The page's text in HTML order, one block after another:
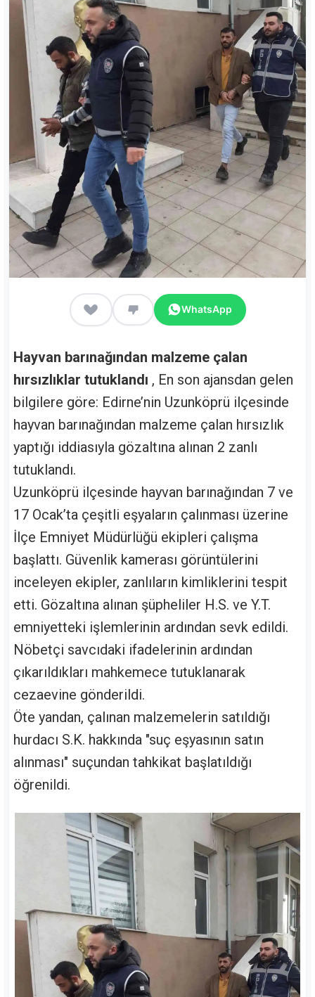
WhatsApp
Hayvan barınağından malzeme çalan
hırsızlıklar tutuklandı , En son ajansdan gelen
bilgilere göre: Edirne’nin Uzunköprü ilçesinde
hayvan barınağından malzeme çalan hırsızlık
yaptığı iddiasıyla gözaltına alınan 2 zanlı
tutuklandı.
Uzunköprü ilçesinde hayvan barınağından 7 ve
17 Ocak’ta çeşitli eşyaların çalınması üzerine
İlçe Emniyet Müdürlüğü ekipleri çalışma
başlattı. Güvenlik kamerası görüntülerini
inceleyen ekipler, zanlıların kimliklerini tespit
etti. Gözaltına alınan şüpheliler H.S. ve Y.T.
emniyetteki işlemlerinin ardından sevk edildi.
Nöbetçi savcıdaki ifadelerinin ardından
çıkarıldıkları mahkemece tutuklanarak
cezaevine gönderildi.
Öte yandan, çalınan malzemelerin satıldığı
hurdacı S.K. hakkında "suç eşyasının satın
alınması" suçundan tahkikat başlatıldığı
öğrenildi.